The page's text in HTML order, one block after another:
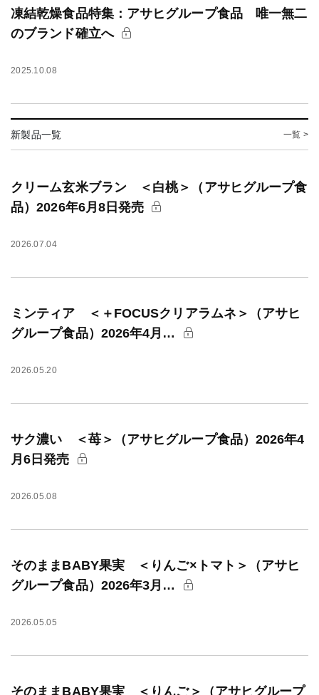
凍結乾燥食品特集：アサヒグループ食品 唯一無二
のブランド確立へ
2025.10.08
新製品一覧 一覧 >
クリーム玄米ブラン ＜白桃＞（アサヒグループ食
品）2026年6月8日発売
2026.07.04
ミンティア ＜＋FOCUSクリアラムネ＞（アサヒ
グループ食品）2026年4月…
2026.05.20
サク濃い ＜苺＞（アサヒグループ食品）2026年4
月6日発売
2026.05.08
そのままBABY果実 ＜りんご×トマト＞（アサヒ
グループ食品）2026年3月…
2026.05.05
そのままBABY果実 ＜りんご＞（アサヒグループ